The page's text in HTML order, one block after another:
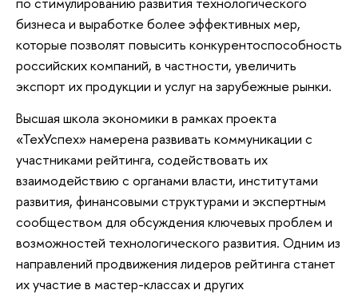
бизнеса и выработке более эффективных мер,
которые позволят повысить конкурентоспособность
российских компаний, в частности, увеличить
экспорт их продукции и услуг на зарубежные рынки.
Высшая школа экономики в рамках проекта
«ТехУспех» намерена развивать коммуникации с
участниками рейтинга, содействовать их
взаимодействию с органами власти, институтами
развития, финансовыми структурами и экспертным
сообществом для обсуждения ключевых проблем и
возможностей технологического развития. Одним из
направлений продвижения лидеров рейтинга станет
их участие в мастер-классах и других